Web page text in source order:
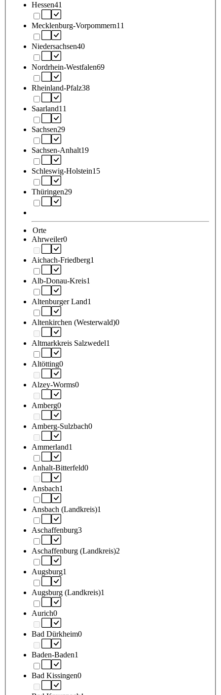
Hessen41
Mecklenburg-Vorpommern11
Niedersachsen40
Nordrhein-Westfalen69
Rheinland-Pfalz38
Saarland11
Sachsen29
Sachsen-Anhalt19
Schleswig-Holstein15
Thüringen29
Orte
Ahrweiler0
Aichach-Friedberg1
Alb-Donau-Kreis1
Altenburger Land1
Altenkirchen (Westerwald)0
Altmarkkreis Salzwedel1
Altötting0
Alzey-Worms0
Amberg0
Amberg-Sulzbach0
Ammerland1
Anhalt-Bitterfeld0
Ansbach1
Ansbach (Landkreis)1
Aschaffenburg3
Aschaffenburg (Landkreis)2
Augsburg1
Augsburg (Landkreis)1
Aurich0
Bad Dürkheim0
Baden-Baden1
Bad Kissingen0